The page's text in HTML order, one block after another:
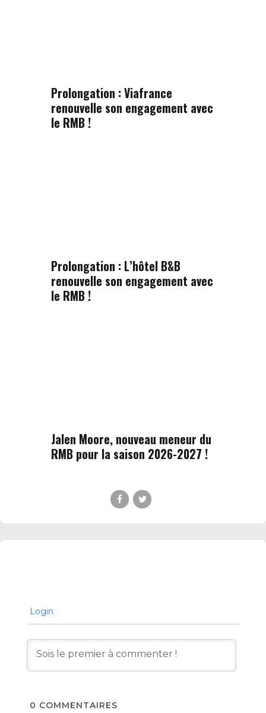
Prolongation : Viafrance
renouvelle son engagement avec
le RMB !
Prolongation : L’hôtel B&B
renouvelle son engagement avec
le RMB !
Jalen Moore, nouveau meneur du
RMB pour la saison 2026-2027 !
Login
0 COMMENTAIRES